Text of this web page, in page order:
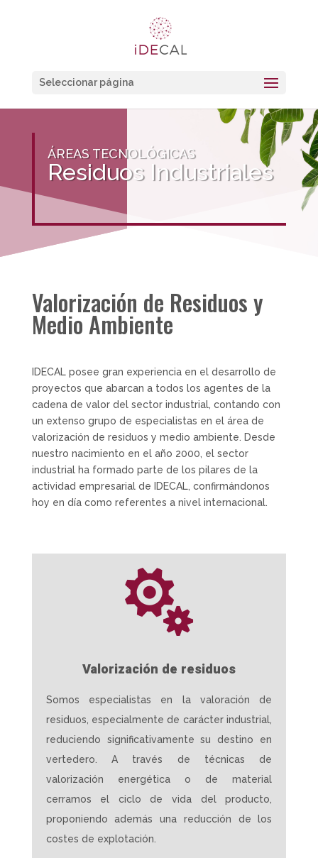
Seleccionar página
ÁREAS TECNOLÓGICAS
Residuos Industriales
Valorización de Residuos y
Medio Ambiente
IDECAL posee gran experiencia en el desarrollo de
proyectos que abarcan a todos los agentes de la
cadena de valor del sector industrial, contando con
un extenso grupo de especialistas en el área de
valorización de residuos y medio ambiente. Desde
nuestro nacimiento en el año 2000, el sector
industrial ha formado parte de los pilares de la
actividad empresarial de IDECAL, confirmándonos
hoy en día como referentes a nivel internacional.

Valorización de residuos
Somos especialistas en la valoración de
residuos, especialmente de carácter industrial,
reduciendo significativamente su destino en
vertedero. A través de técnicas de
valorización energética o de material
cerramos el ciclo de vida del producto,
proponiendo además una reducción de los
costes de explotación.